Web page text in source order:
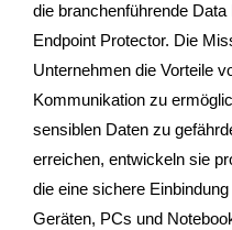
die branchenführende
Endpoint Protector. Die
Unternehmen die Vorteile
Kommunikation zu
sensiblen Daten zu
erreichen, entwickeln sie
die eine sichere
Geräten, PCs und